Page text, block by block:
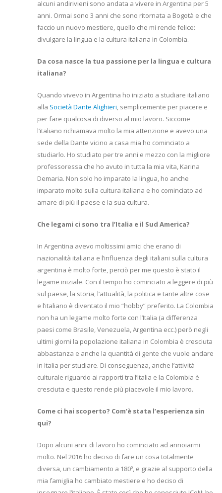
alcuni andirivieni sono andata a vivere in Argentina per 5
anni. Ormai sono 3 anni che sono ritornata a Bogotà e che
faccio un nuovo mestiere, quello che mi rende felice:
divulgare la lingua e la cultura italiana in Colombia.
Da cosa nasce la tua passione per la lingua e cultura
italiana?
Quando vivevo in Argentina ho iniziato a studiare italiano
alla Società Dante Alighieri, semplicemente per piacere e
per fare qualcosa di diverso al mio lavoro. Siccome
l’italiano richiamava molto la mia attenzione e avevo una
sede della Dante vicino a casa mia ho cominciato a
studiarlo. Ho studiato per tre anni e mezzo con la migliore
professoressa che ho avuto in tutta la mia vita, Karina
Demaria. Non solo ho imparato la lingua, ho anche
imparato molto sulla cultura italiana e ho cominciato ad
amare di più il paese e la sua cultura.
Che legami ci sono tra l’Italia e il Sud America?
In Argentina avevo moltissimi amici che erano di
nazionalità italiana e l’influenza degli italiani sulla cultura
argentina è molto forte, perciò per me questo è stato il
legame iniziale. Con il tempo ho cominciato a leggere di più
sul paese, la storia, l’attualità, la politica e tante altre cose
e l’italiano è diventato il mio “hobby” preferito. La Colombia
non ha un legame molto forte con l’Italia (a differenza
paesi come Brasile, Venezuela, Argentina ecc.) però negli
ultimi giorni la popolazione italiana in Colombia è cresciuta
abbastanza e anche la quantità di gente che vuole andare
in Italia per studiare. Di conseguenza, anche l’attività
culturale riguardo ai rapporti tra l’Italia e la Colombia è
cresciuta e questo rende più piacevole il mio lavoro.
Come ci hai scoperto? Com’è stata l’esperienza sin
qui?
Dopo alcuni anni di lavoro ho cominciato ad annoiarmi
molto. Nel 2016 ho deciso di fare un cosa totalmente
diversa, un cambiamento a 180º, e grazie al supporto della
mia famiglia ho cambiato mestiere e ho deciso di